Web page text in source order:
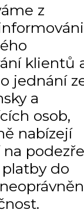
z
klientů
jednání
a
osob,
nabízejí
do